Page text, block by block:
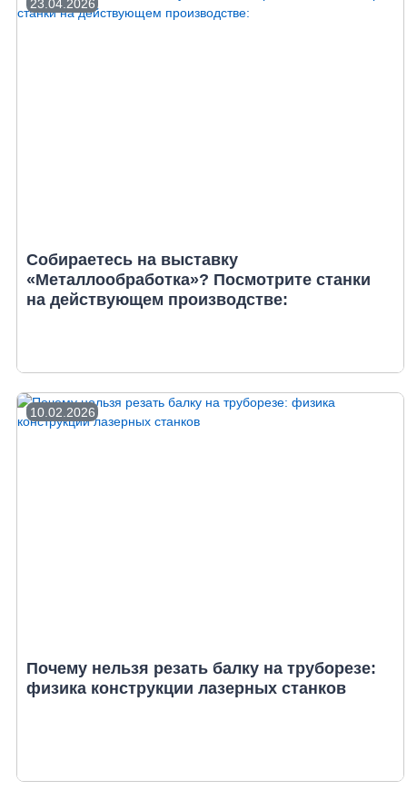
23.04.2026
Собираетесь на выставку
«Металлообработка»? Посмотрите станки
на действующем производстве:
10.02.2026
Почему нельзя резать балку на труборезе:
физика конструкции лазерных станков